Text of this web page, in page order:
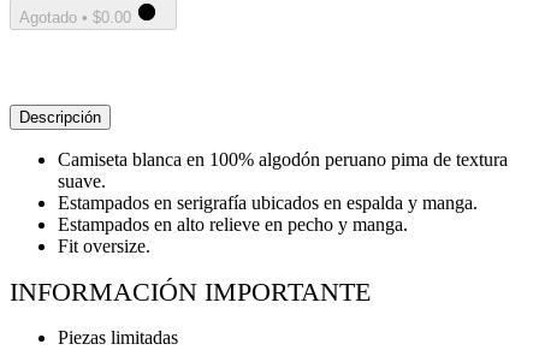
Agotado • $0.00
Descripción
Camiseta blanca en 100% algodón peruano pima de textura
suave.
Estampados en serigrafía ubicados en espalda y manga.
Estampados en alto relieve en pecho y manga.
Fit oversize.
INFORMACIÓN IMPORTANTE
Piezas limitadas